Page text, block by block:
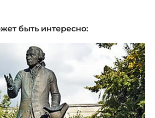
быть интересно: